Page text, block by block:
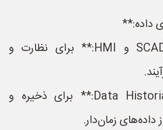
داده:**
* **نرم‌افزارهای SCADA و HMI:** برای نظارت و
* **سیستم‌های Data Historian:** برای ذخیره و
زمان‌دار.